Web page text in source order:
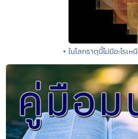
• ในโลกธาตุนี้ไม่มีอะไรเห